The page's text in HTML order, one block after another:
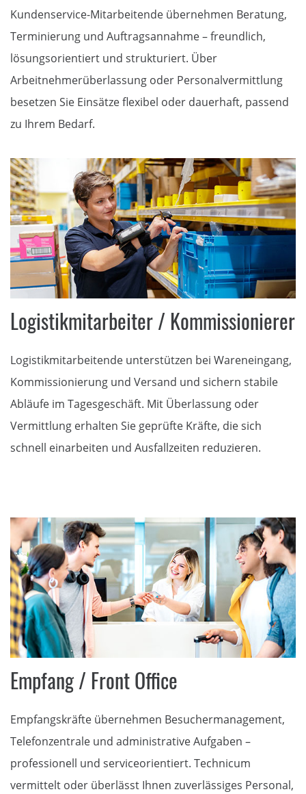
Kundenservice-Mitarbeitende übernehmen Beratung,
Terminierung und Auftragsannahme – freundlich,
lösungsorientiert und strukturiert. Über
Arbeitnehmerüberlassung oder Personalvermittlung
besetzen Sie Einsätze flexibel oder dauerhaft, passend
zu Ihrem Bedarf.
Logistikmitarbeiter / Kommissionierer
Logistikmitarbeitende unterstützen bei Wareneingang,
Kommissionierung und Versand und sichern stabile
Abläufe im Tagesgeschäft. Mit Überlassung oder
Vermittlung erhalten Sie geprüfte Kräfte, die sich
schnell einarbeiten und Ausfallzeiten reduzieren.
Empfang / Front Office
Empfangskräfte übernehmen Besuchermanagement,
Telefonzentrale und administrative Aufgaben –
professionell und serviceorientiert. Technicum
vermittelt oder überlässt Ihnen zuverlässiges Personal,